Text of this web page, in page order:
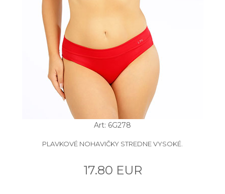
Art: 6G278
PLAVKOVÉ NOHAVIČKY STREDNE VYSOKÉ.
17.80 EUR